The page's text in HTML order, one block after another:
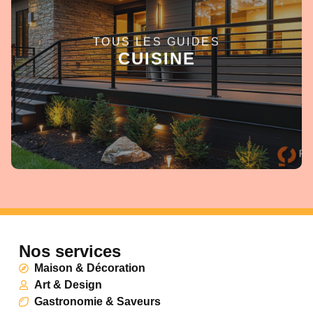
TOUS LES GUIDES
CUISINE
EN SAVOIR +
Nos services
Maison & Décoration
Art & Design
Gastronomie & Saveurs